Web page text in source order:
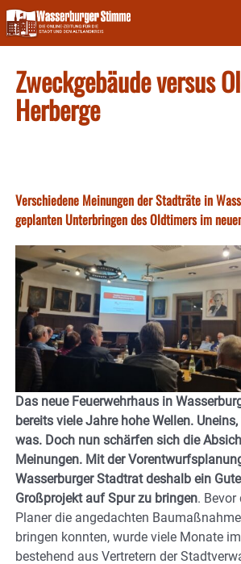
Skip
to
content
Zweckgebäude versus
Herberge
Verschiedene Meinungen der Stadträte in
geplanten Unterbringen des Oldtimers im
Das neue Feuerwehrhaus in
bereits viele Jahre hohe Wellen.
was. Doch nun schärfen sich die
Meinungen. Mit der
Wasserburger Stadtrat deshalb ein
Großprojekt auf Spur zu bringen. Bevor
Planer die angedachten
bringen konnten, wurde viele Monate
bestehend aus Vertretern der